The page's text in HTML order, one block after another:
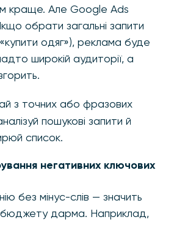
краще. Але Google Ads
обрати загальні запити
одяг»), реклама буде
широкій аудиторії, а
з точних або фразових
пошукові запити й
список.
негативних ключових
без мінус-слів — значить
бюджету дарма. Наприклад,